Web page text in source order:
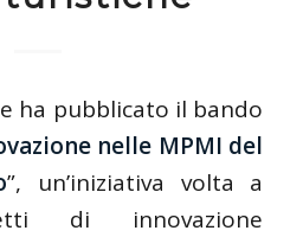
ha pubblicato il bando
nelle MPMI del
”, un’iniziativa volta a
di innovazione